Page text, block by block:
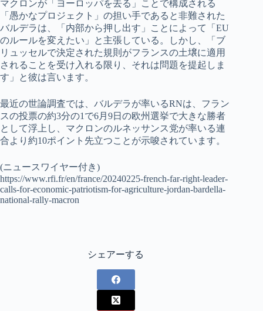
マクロンが「ヨーロッパを去る」ことで構成される
「愚かなプロジェクト」の担い手であると非難された
バルデラは、「内部から押し出す」ことによって「EU
のルールを変えたい」と主張している。しかし、「ブ
リュッセルで決定された規則がフランスの土壌に適用
されることを受け入れる限り、それは問題を提起しま
す」と彼は言います。
最近の世論調査では、バルデラが率いるRNは、フラン
スの投票の約3分の1で6月9日の欧州選挙で大きな勝者
として浮上し、マクロンのルネッサンス党が率いる連
合より約10ポイント先立つことが示唆されています。
(ニュースワイヤー付き)
https://www.rfi.fr/en/france/20240225-french-far-right-leader-
calls-for-economic-patriotism-for-agriculture-jordan-bardella-
national-rally-macron
シェアーする